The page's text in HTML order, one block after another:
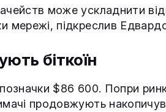
може ускладнити
мережі, підкреслив
біткоїн
$86 600. Попри
продовжують